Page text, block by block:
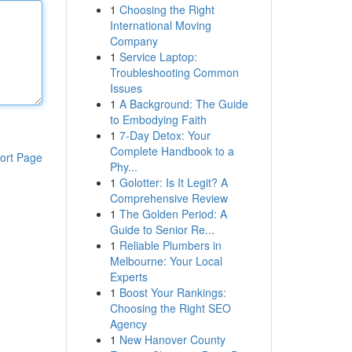
Page
1 Choosing the Right
International Moving
Company
1 Service Laptop:
Troubleshooting Common
Issues
1 A Background: The Guide
to Embodying Faith
1 7-Day Detox: Your
Complete Handbook to a
Phy...
1 Golotter: Is It Legit? A
Comprehensive Review
1 The Golden Period: A
Guide to Senior Re...
1 Reliable Plumbers in
Melbourne: Your Local
Experts
1 Boost Your Rankings:
Choosing the Right SEO
Agency
1 New Hanover County